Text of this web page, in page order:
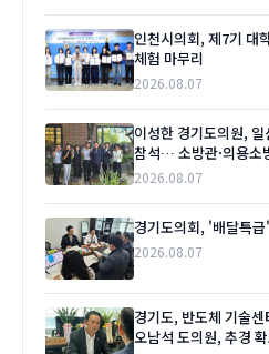
인천시의회, 제7기 대
체험 마무리
2026.08.07
이성한 경기도의원,
참석… 소방관·의용소
2026.08.07
경기도의회, '배달특
2026.08.07
경기도, 반도체 기술
오남석 도의원, 추경